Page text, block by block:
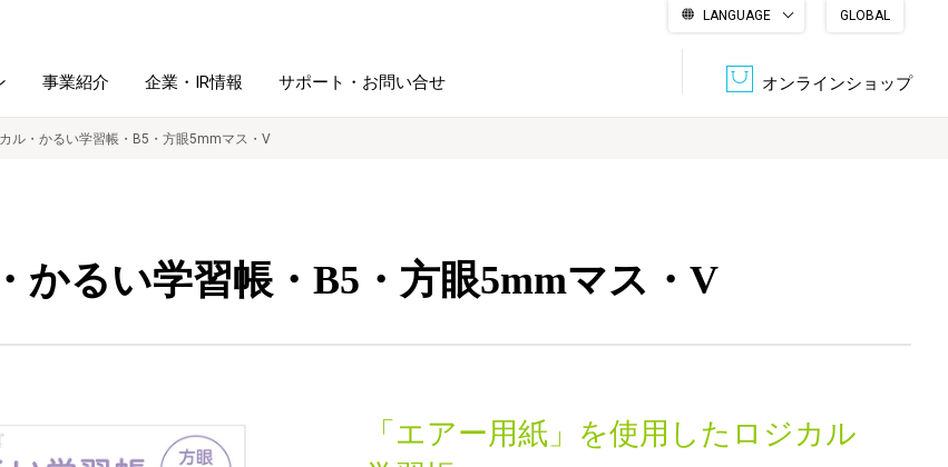
LANGUAGE
GLOBAL
オンラインショップ
ファイル・
ホルダー用品
筆記具
デジタル文具
キャラクター・
学童用品
学校ソリューション DPS（データ・プリント・サービス）
事業紹介 企業・IR情報
沿革 認証一覧
サポート・お問い合せ
ル・かるい学習帳・B5・方眼5mmマス・V
かるい学習帳・B5・方眼5mmマス・V
「エアー用紙」を使用したロジカル